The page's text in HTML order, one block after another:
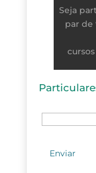
Seja
par de